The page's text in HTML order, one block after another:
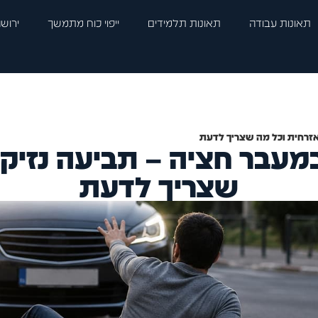
תאונות עבודה תאונות תלמידים ייפוי כוח מתמשך
וכל מה שצריך לדעת
חציה – תביעה
שצריך לדעת